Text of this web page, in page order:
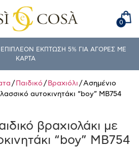
0
ΕΚΠΤΩΣΗ 5% ΓΙΑ ΑΓΟΡΕΣ ΜΕ
ΚΑΡΤΑ
/ Παιδικό / Βραχιόλι / Ασημένιο
αυτοκινητάκι “boy” MB754
βραχιολάκι με
“boy” MB754